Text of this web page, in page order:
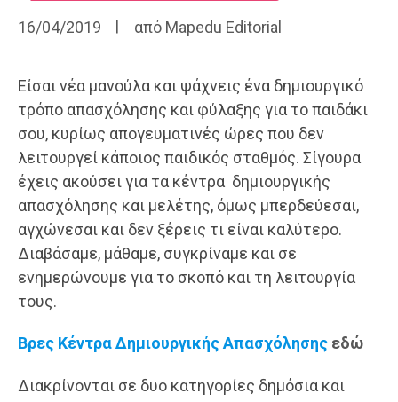
16/04/2019 από Mapedu Editorial
Είσαι νέα μανούλα και ψάχνεις ένα δημιουργικό
τρόπο απασχόλησης και φύλαξης για το παιδάκι
σου, κυρίως απογευματινές ώρες που δεν
λειτουργεί κάποιος παιδικός σταθμός. Σίγουρα
έχεις ακούσει για τα κέντρα δημιουργικής
απασχόλησης και μελέτης, όμως μπερδεύεσαι,
αγχώνεσαι και δεν ξέρεις τι είναι καλύτερο.
Διαβάσαμε, μάθαμε, συγκρίναμε και σε
ενημερώνουμε για το σκοπό και τη λειτουργία
τους.
Βρες Κέντρα Δημιουργικής Απασχόλησης εδώ
Διακρίνονται σε δυο κατηγορίες δημόσια και